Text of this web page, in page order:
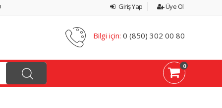
Giriş Yap Üye Ol
Bilgi için: 0 (850) 302 00 80
0